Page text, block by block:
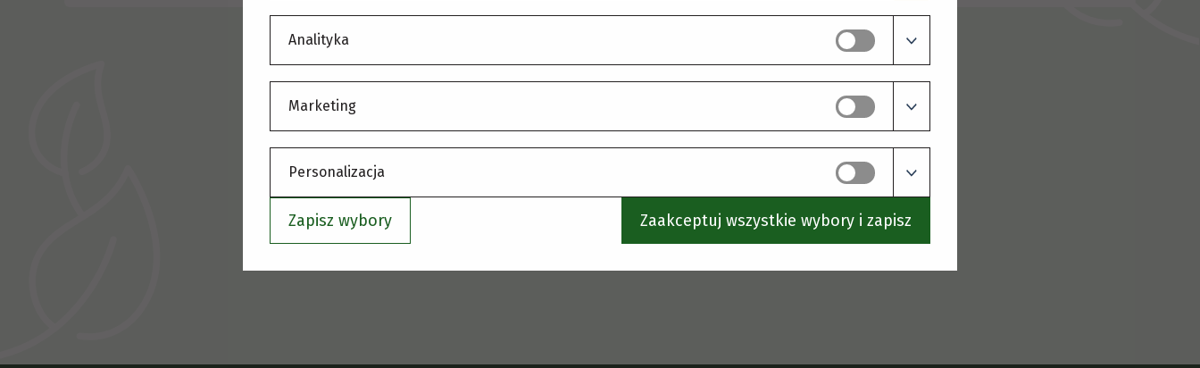
Analityka
Marketing
Personalizacja
Zapisz wybory Zaakceptuj wszystkie wybory i zapisz